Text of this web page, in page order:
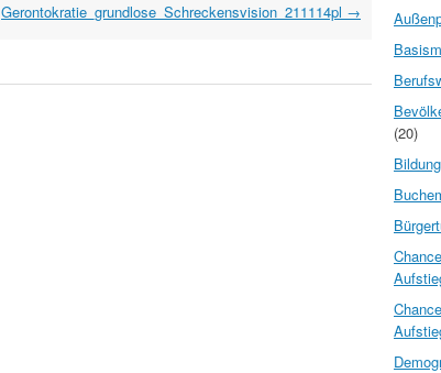
Gerontokratie_grundlose_Schreckensvision_211114pl →
(20)